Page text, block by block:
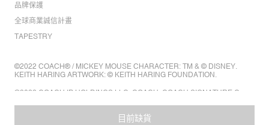
目前缺貨
品牌保護
全球商業誠信計畫
TAPESTRY
©2022 COACH® / MICKEY MOUSE CHARACTER: TM & © DISNEY.
KEITH HARING ARTWORK: © KEITH HARING FOUNDATION.
©2022 COACH IP HOLDINGS LLC. COACH, COACH SIGNATURE C